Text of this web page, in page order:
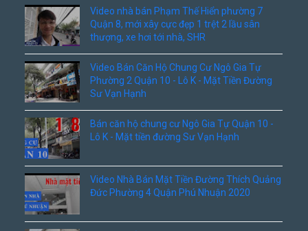
Video nhà bán Phạm Thế Hiển phường 7
Quận 8, mới xây cực đẹp 1 trệt 2 lầu sân
thượng, xe hơi tới nhà, SHR
Video Bán Căn Hộ Chung Cư Ngô Gia Tự
Phường 2 Quận 10 - Lô K - Mặt Tiền Đường
Sư Vạn Hạnh
Bán căn hộ chung cư Ngô Gia Tự Quận 10 -
Lô K - Mặt tiền đường Sư Vạn Hạnh
Video Nhà Bán Mặt Tiền Đường Thích Quảng
Đức Phường 4 Quận Phú Nhuận 2020